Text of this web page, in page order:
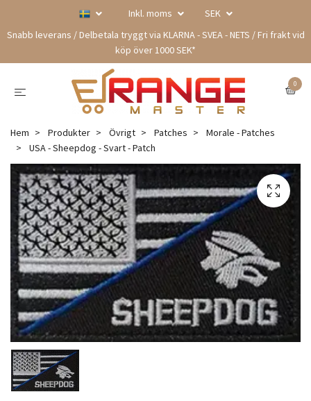
Inkl. moms
SEK
Snabb leverans / Delbetala tryggt via KLARNA - SVEA - NETS / Fri frakt vid
köp över 1000 SEK*
0
Hem Produkter Övrigt Patches
Morale - Patches
USA - Sheepdog - Svart - Patch